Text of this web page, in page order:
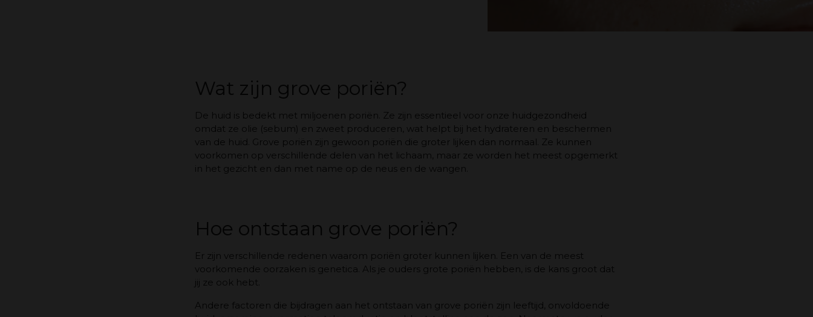
Wat zijn grove poriën?
De huid is bedekt met miljoenen poriën. Ze zijn essentieel voor onze huidgezondheid
omdat ze olie (sebum) en zweet produceren, wat helpt bij het hydrateren en beschermen
van de huid. Grove poriën zijn gewoon poriën die groter lijken dan normaal. Ze kunnen
voorkomen op verschillende delen van het lichaam, maar ze worden het meest opgemerkt
in het gezicht en dan met name op de neus en de wangen.
Hoe ontstaan grove poriën?
Er zijn verschillende redenen waarom poriën groter kunnen lijken. Een van de meest
voorkomende oorzaken is genetica. Als je ouders grote poriën hebben, is de kans groot dat
jij ze ook hebt.
Andere factoren die bijdragen aan het ontstaan van grove poriën zijn leeftijd, onvoldoende